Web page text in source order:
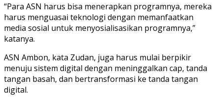
“Para ASN harus bisa menerapkan programnya, mereka
harus menguasai teknologi dengan memanfaatkan
media sosial untuk menyosialisasikan programnya,”
katanya.
ASN Ambon, kata Zudan, juga harus mulai berpikir
menuju sistem digital dengan meninggalkan cap, tanda
tangan basah, dan bertransformasi ke tanda tangan
digital.